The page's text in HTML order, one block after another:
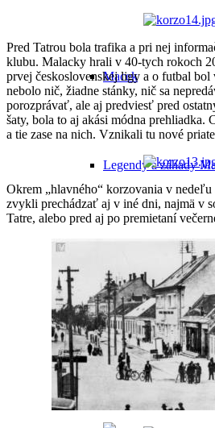
Macek
Legendy a záhady
Malacké pamiatky
Pred Tatrou bola trafika a pri nej
klubu. Malacky hrali v 40-tych rokoch
prvej československej ligy a o futbal
nebolo nič, žiadne stánky, nič sa
porozprávať, ale aj predviesť pred
šaty, bola to aj akási módna prehliadka.
a tie zase na nich. Vznikali tu nové
Okrem „hlavného“ korzovania v nedeľu
zvykli prechádzať aj v iné dni, najmä v
Tatre, alebo pred aj po premietaní